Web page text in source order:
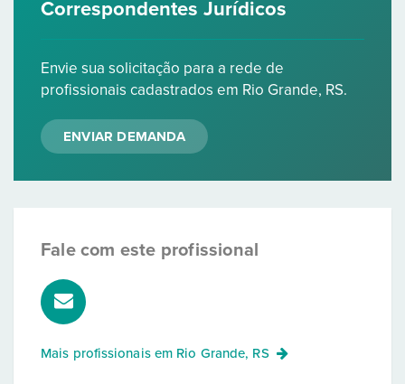
Correspondentes Jurídicos
Envie sua solicitação para a rede de
profissionais cadastrados em Rio Grande, RS.
ENVIAR DEMANDA
Fale com este profissional
Mais profissionais em Rio Grande, RS